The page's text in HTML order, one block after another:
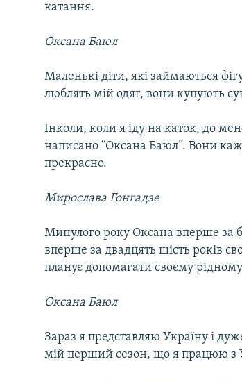
катання.
Оксана Баюл
Маленькі діти, які займаються
люблять мій одяг, вони купують
Інколи, коли я іду на каток, до
написано “Оксана Баюл”. Вони
прекрасно.
Мирослава Гонгадзе
Минулого року Оксана вперше за
вперше за двадцять шість років
планує допомагати своєму
Оксана Баюл
Зараз я представляю Україну і
мій перший сезон, що я працюю з